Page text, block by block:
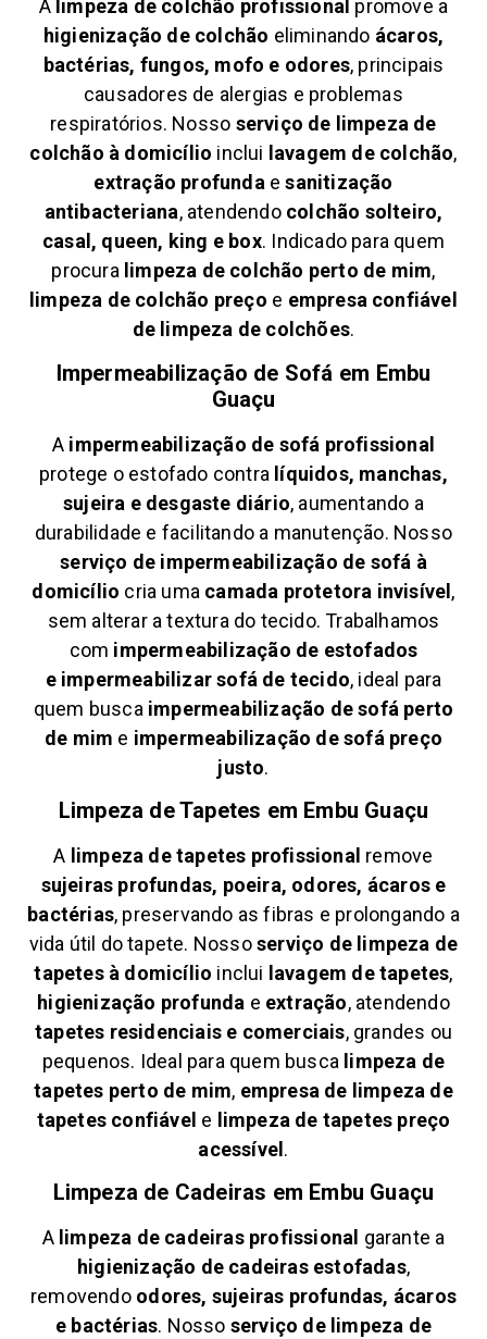
A limpeza de colchão profissional promove a
higienização de colchão eliminando ácaros,
bactérias, fungos, mofo e odores, principais
causadores de alergias e problemas
respiratórios. Nosso serviço de limpeza de
colchão à domicílio inclui lavagem de colchão,
extração profunda esanitização
antibacteriana, atendendo colchão solteiro,
casal, queen, king e box. Indicado para quem
procura limpeza de colchão perto de mim,
limpeza de colchão preço e empresa confiável
de limpeza de colchões.
Impermeabilização de Sofá em Embu
Guaçu
A impermeabilização de sofá profissional
protege o estofado contra líquidos, manchas,
sujeira e desgaste diário, aumentando a
durabilidade e facilitando a manutenção. Nosso
serviço de impermeabilização de sofá à
domicílio cria uma camada protetora invisível,
sem alterar a textura do tecido. Trabalhamos
com impermeabilização de estofados
e impermeabilizar sofá de tecido, ideal para
quem busca impermeabilização de sofá perto
de mim e impermeabilização de sofá preço
justo.
Limpeza de Tapetes em Embu Guaçu
A limpeza de tapetes profissional remove
sujeiras profundas, poeira, odores, ácaros e
bactérias, preservando as fibras e prolongando a
vida útil do tapete. Nossoserviço de limpeza de
tapetes à domicílio inclui lavagem de tapetes,
higienização profunda e extração, atendendo
tapetes residenciais e comerciais, grandes ou
pequenos. Ideal para quem busca limpeza de
tapetes perto de mim, empresa de limpeza de
tapetes confiável e limpeza de tapetes preço
acessível .
Limpeza de Cadeiras em Embu Guaçu
A limpeza de cadeiras profissional garante a
higienização de cadeiras estofadas,
removendoodores, sujeiras profundas, ácaros
e bactérias. Nosso serviço de limpeza de